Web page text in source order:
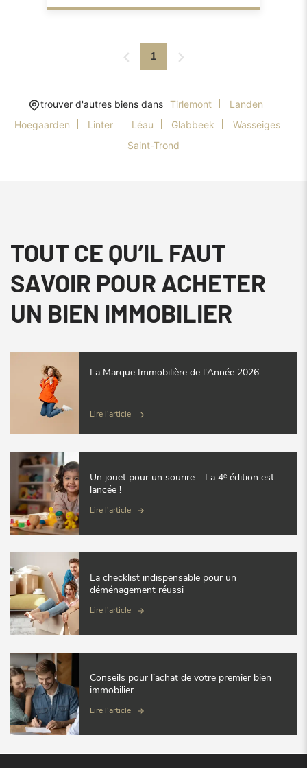
1
trouver d'autres biens dans Tirlemont
Landen
Hoegaarden
Linter Léau Glabbeek
Wasseiges
Saint-Trond
TOUT CE QU’IL FAUT
SAVOIR POUR ACHETER
UN BIEN IMMOBILIER
La Marque Immobilière de l'Année 2026
Lire l'article
Un jouet pour un sourire – La 4ᵉ édition est
lancée !
Lire l'article
La checklist indispensable pour un
déménagement réussi
Lire l'article
Conseils pour l’achat de votre premier bien
immobilier
Lire l'article